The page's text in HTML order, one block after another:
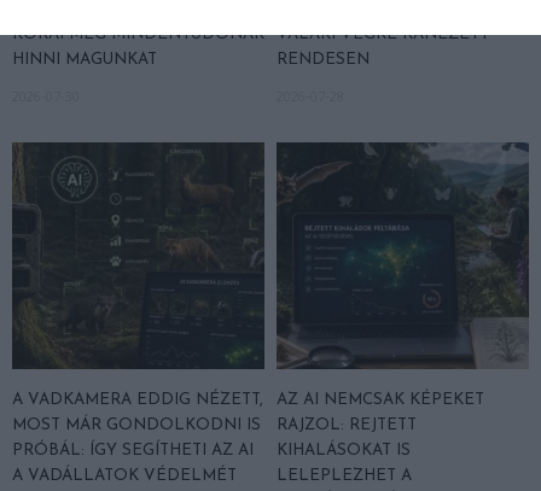
KORAI MÉG MINDENTUDÓNAK
HINNI MAGUNKAT
VALAKI VÉGRE RÁNÉZETT
RENDESEN
A VADKAMERA EDDIG NÉZETT,
MOST MÁR GONDOLKODNI IS
PRÓBÁL: ÍGY SEGÍTHETI AZ AI
A VADÁLLATOK VÉDELMÉT
AZ AI NEMCSAK KÉPEKET
RAJZOL: REJTETT
KIHALÁSOKAT IS
LELEPLEZHET A